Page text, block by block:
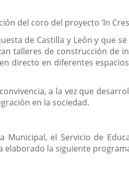
del coro del proyecto ‘In
de Castilla y León y que
talleres de construcción de
directo en diferentes
a la vez que
en la sociedad.
el Servicio de
elaborado la siguiente